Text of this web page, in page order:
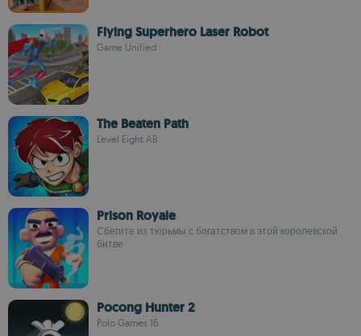
Flying Superhero Laser Robot
Game Unified
The Beaten Path
Level Eight AB
Prison Royale
Сбегите из тюрьмы с богатством в этой королевской
битве
Pocong Hunter 2
Polo Games 16